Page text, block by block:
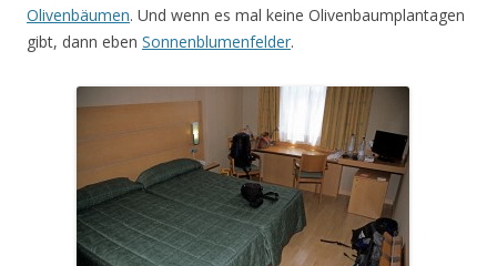
Olivenbäumen. Und wenn es mal keine Olivenbaumplantagen
gibt, dann eben Sonnenblumenfelder.